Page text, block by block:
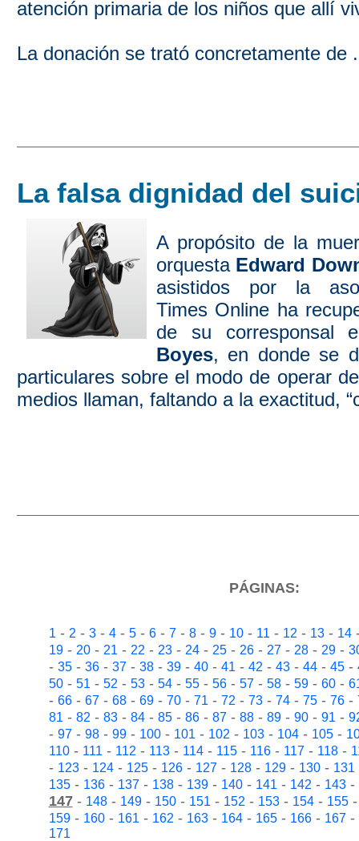
atención primaria de los niños que allí
La donación se trató concretamente de
La falsa dignidad del
A propósito de la
orquesta Edward
asistidos por la
Times Online ha
de su corresponsal
Boyes, en donde se
particulares sobre el modo de operar
medios llaman, faltando a la exactitud,
PÁGINAS:
1- 2- 3- 4- 5- 6- 7- 8- 9- 10- 11- 12- 13- 14
19- 20- 21- 22- 23- 24- 25- 26- 27- 28- 29-
- 35- 36- 37- 38- 39- 40- 41- 42- 43- 44- 45-
50- 51- 52- 53- 54- 55- 56- 57- 58- 59- 60-
- 66- 67- 68- 69- 70- 71- 72- 73- 74- 75- 76-
81- 82- 83- 84- 85- 86- 87- 88- 89- 90- 91-
- 97- 98- 99- 100- 101- 102- 103- 104- 105-
110- 111- 112- 113- 114- 115- 116- 117- 118-
- 123- 124- 125- 126- 127- 128- 129- 130- 131
135- 136- 137- 138- 139- 140- 141- 142- 143-
147- 148- 149- 150- 151- 152- 153- 154- 155
159- 160- 161- 162- 163- 164- 165- 166- 167-
171